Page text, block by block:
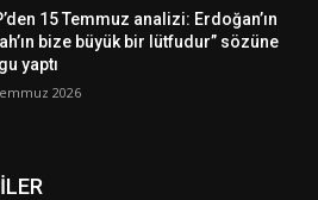
15 Temmuz analizi: Erdoğan’ın
bize büyük bir lütfudur” sözüne
yaptı
2026